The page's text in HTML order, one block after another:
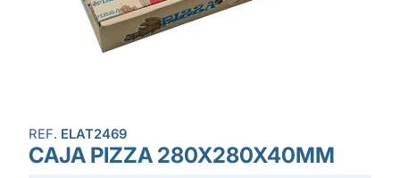
REF. ELAT2469
CAJA PIZZA 280X280X40MM